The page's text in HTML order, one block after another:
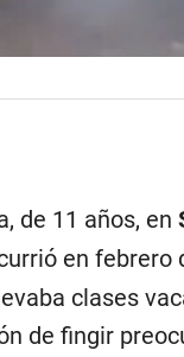
de 11 años, en
en febrero
clases
de fingir